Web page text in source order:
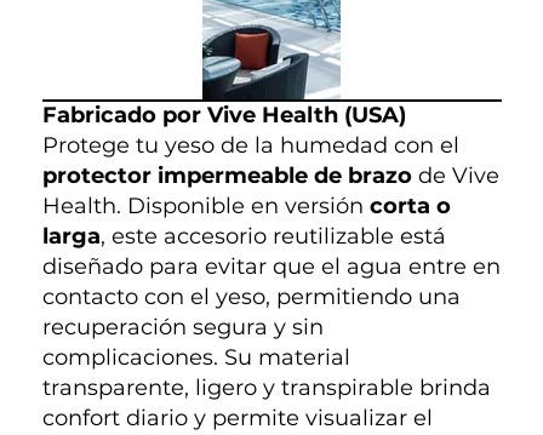
Fabricado por Vive Health (USA)
Protege tu yeso de la humedad con el
protector impermeable de brazode Vive
Health. Disponible en versión corta o
larga, este accesorio reutilizable está
diseñado para evitar que el agua entre en
contacto con el yeso, permitiendo una
recuperación segura y sin
complicaciones. Su material
transparente, ligero y transpirable brinda
confort diario y permite visualizar el